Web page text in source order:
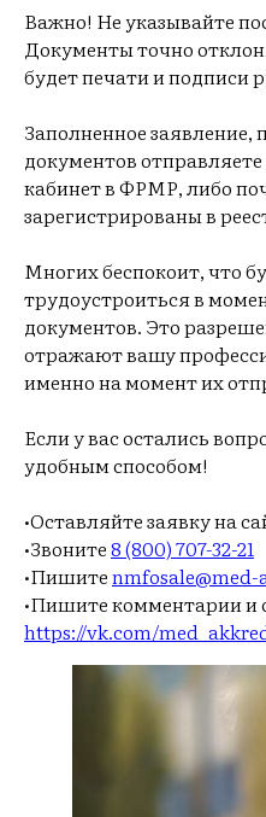
Важно! Не указывайте
Документы точно
будет печати и подписи
Заполненное заявление,
документов
кабинет в ФРМР, либо
зарегистрированы в
Многих беспокоит, что
трудоустроиться в
документов. Это
отражают вашу
именно на момент их
Если у вас остались
удобным способом!
•Оставляйте заявку на
•Звоните8 (800) 707-32-21
•Пишите
•Пишите комментарии и
https://vk.com/